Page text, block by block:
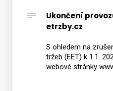
Vyhledat na webu
Ukončení
etrzby.cz
S ohledem na
tržeb (EET) k 1.1.
webové stránky